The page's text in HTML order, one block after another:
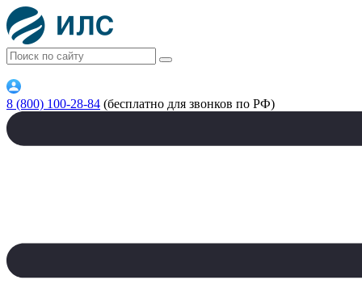
8 (800) 100-28-84 (бесплатно для звонков по РФ)